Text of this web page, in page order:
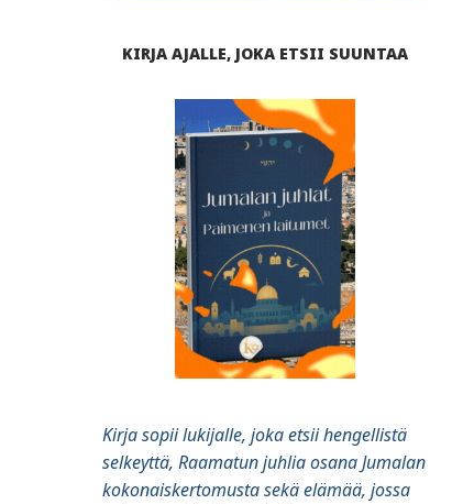
KIRJA AJALLE, JOKA ETSII SUUNTAA
Kirja sopii lukijalle, joka etsii hengellistä
selkeyttä, Raamatun juhlia osana Jumalan
kokonaiskertomusta sekä elämää, jossa